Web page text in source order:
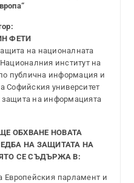
“
ФЕТИ
на националната
институт на
публична информация и
Софийския университет
защита на информацията
ОБХВАНЕ НОВАТА
НА ЗАЩИТАТА НА
СЕ СЪДЪРЖА В:
Европейския парламент и